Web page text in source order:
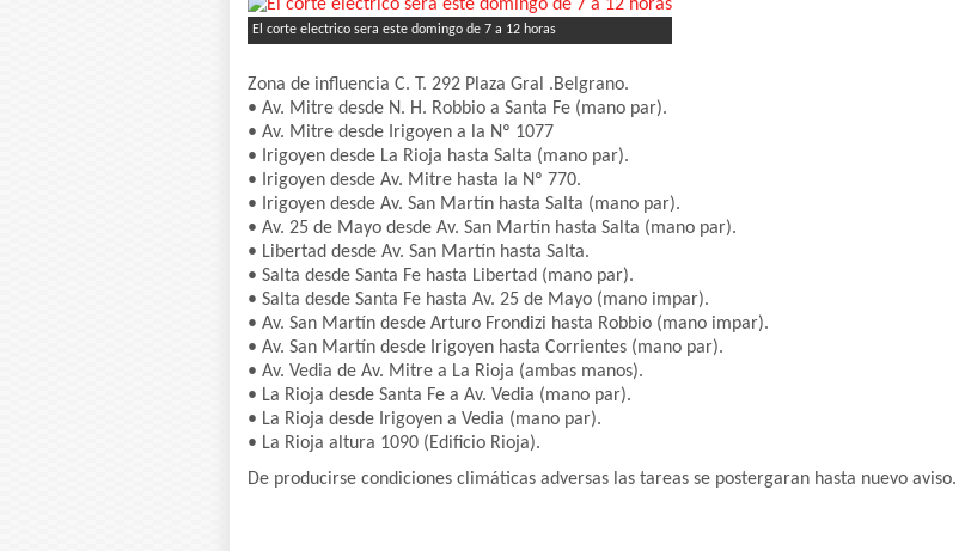
El corte electrico sera este domingo de 7 a 12 horas
Zona de influencia C. T. 292 Plaza Gral .Belgrano.
• Av. Mitre desde N. H. Robbio a Santa Fe (mano par).
• Av. Mitre desde Irigoyen a la Nº 1077
• Irigoyen desde La Rioja hasta Salta (mano par).
• Irigoyen desde Av. Mitre hasta la Nº 770.
• Irigoyen desde Av. San Martín hasta Salta (mano par).
• Av. 25 de Mayo desde Av. San Martín hasta Salta (mano par).
• Libertad desde Av. San Martín hasta Salta.
• Salta desde Santa Fe hasta Libertad (mano par).
• Salta desde Santa Fe hasta Av. 25 de Mayo (mano impar).
• Av. San Martín desde Arturo Frondizi hasta Robbio (mano impar).
• Av. San Martín desde Irigoyen hasta Corrientes (mano par).
• Av. Vedia de Av. Mitre a La Rioja (ambas manos).
• La Rioja desde Santa Fe a Av. Vedia (mano par).
• La Rioja desde Irigoyen a Vedia (mano par).
• La Rioja altura 1090 (Edificio Rioja).
De producirse condiciones climáticas adversas las tareas se postergaran hasta nuevo aviso.